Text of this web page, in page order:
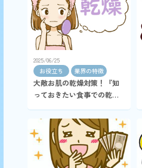
2025/06/25
お役立ち
業界の特徴
大敵お肌の乾燥対策！『知
っておきたい食事での乾燥